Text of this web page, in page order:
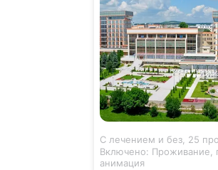
С лечением и без, 25
Включено: Проживание,
анимация